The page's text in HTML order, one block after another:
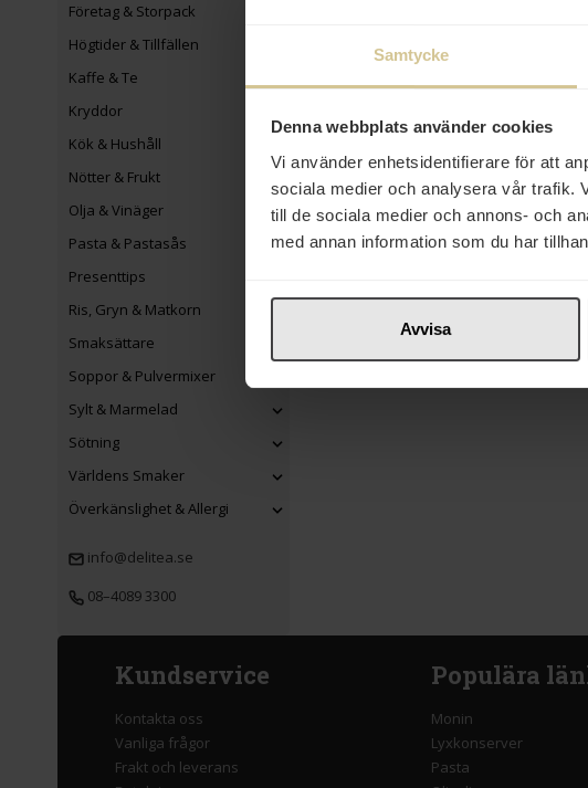
Samtycke
Denna webbplats använder cookies
Vi använder enhetsidentifierare för att
sociala medier och analysera vår trafik.
till de sociala medier och annons- och
med annan information som du har
Avvisa
Företag & Storpack
Högtider & Tillfällen
Kaffe & Te
Kryddor
Kök & Hushåll
Nötter & Frukt
Olja & Vinäger
Pasta & Pastasås
Presenttips
Ris, Gryn & Matkorn
Smaksättare
Soppor & Pulvermixer
Sylt & Marmelad
Sötning
Världens Smaker
Överkänslighet & Allergi
info@delitea.se
08–4089 3300
Kundservice
Kontakta oss
Vanliga frågor
Frakt och leverans
Populära
Monin
Lyxkonserver
Pasta